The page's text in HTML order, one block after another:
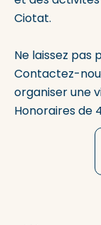
Ciotat.
Ne laissez
Contactez-
organiser une
Honoraires de